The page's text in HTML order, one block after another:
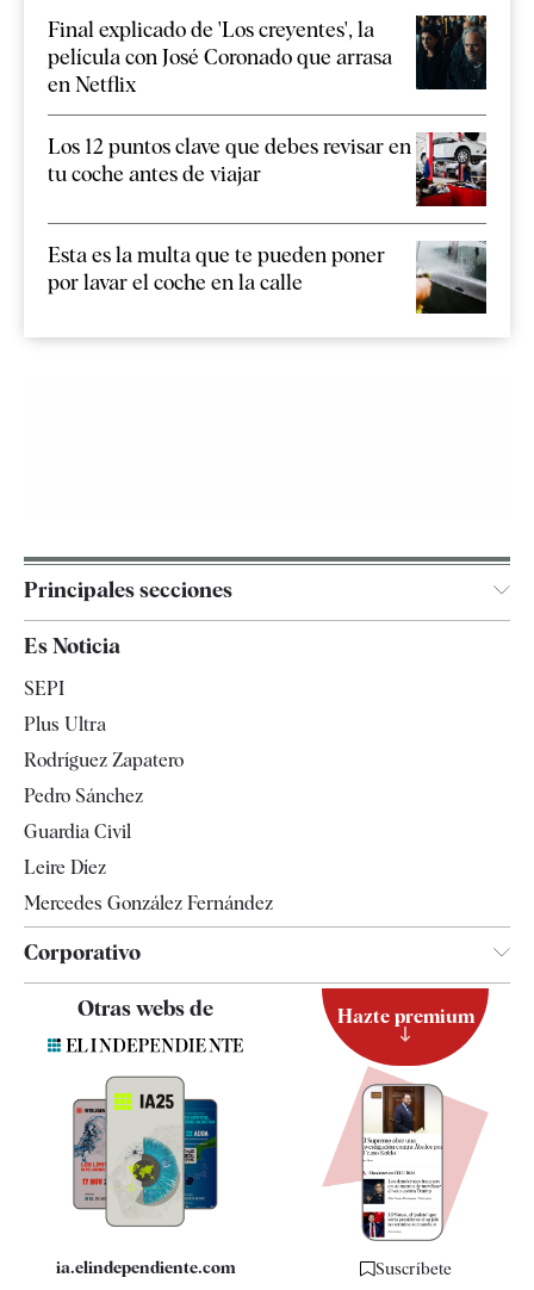
Final explicado de 'Los creyentes', la
película con José Coronado que arrasa
en Netflix
Los 12 puntos clave que debes revisar en
tu coche antes de viajar
Esta es la multa que te pueden poner
por lavar el coche en la calle
Principales secciones
España
Televisión
Es Noticia
SEPI
Plus Ultra
Rodríguez Zapatero
Pedro Sánchez
Guardia Civil
Leire Díez
Mercedes González Fernández
Corporativo
Contacto
Quiénes somos
Especificaciones
Otras webs de
ia.elindependiente.com
Hazte premium
Suscríbete